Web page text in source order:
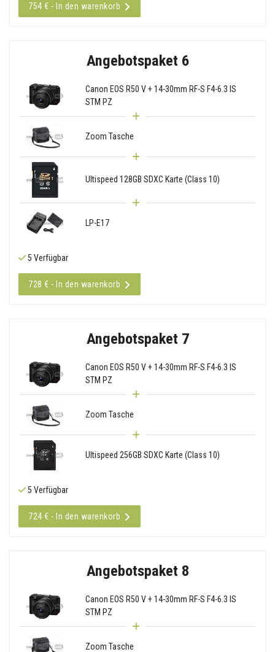
754 € - In den warenkorb
Angebotspaket 6
Canon EOS R50 V + 14-30mm RF-S F4-6.3 IS
STM PZ
Zoom Tasche
Ultispeed 128GB SDXC Karte (Class 10)
LP-E17
5 Verfügbar
728 € - In den warenkorb
Angebotspaket 7
Canon EOS R50 V + 14-30mm RF-S F4-6.3 IS
STM PZ
Zoom Tasche
Ultispeed 256GB SDXC Karte (Class 10)
5 Verfügbar
724 € - In den warenkorb
Angebotspaket 8
Canon EOS R50 V + 14-30mm RF-S F4-6.3 IS
STM PZ
Zoom Tasche